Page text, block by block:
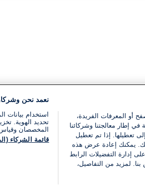
أو المعرفات الفريدة،
إطار معالجتنا وشركائنا
تعطيلها. إذا تم تعطيل
بك. يمكنك إعادة عرض هذه
إدارة التفضيلات الرابط
لمزيد من التفاصيل،
نعمد نحن
استخدام بيانات
تحديد الهوية.
المخصصان وقياس
قائمة الشركاء